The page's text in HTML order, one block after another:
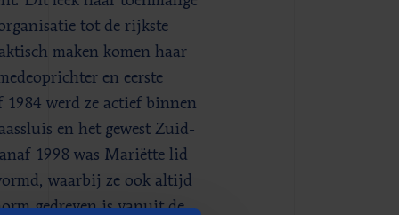
tot de rijkste
maken komen haar
en eerste
werd ze actief binnen
en het gewest Zuid-
1998 was Mariëtte lid
waarbij ze ook altijd
gedreven is vanuit de